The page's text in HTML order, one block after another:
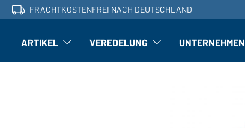
FRACHTKOSTENFREI NACH DEUTSCHLAND
ARTIKEL Artikel: Untermenü öffnen
VEREDELUNG Veredelung: Untermenü öffnen
UNTERNEHMEN